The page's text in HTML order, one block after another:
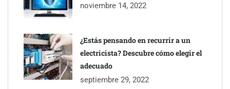
noviembre 14, 2022
¿Estás pensando en recurrir a un
electricista? Descubre cómo elegir el
adecuado
septiembre 29, 2022